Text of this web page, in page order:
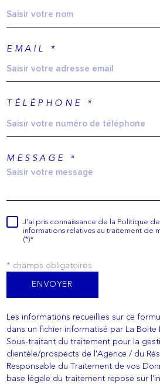
EMAIL *
TÉLÉPHONE *
MESSAGE *
J'ai pris connaissance de la Politique
informations relatives au traitement de
(*)*
* champs obligatoires
ENVOYER
Les informations recueillies sur ce
dans un fichier informatisé par La
Sous-traitant du traitement pour la
clientèle/prospects de l'Agence / du
Responsable du Traitement de vos
base légale du traitement repose sur